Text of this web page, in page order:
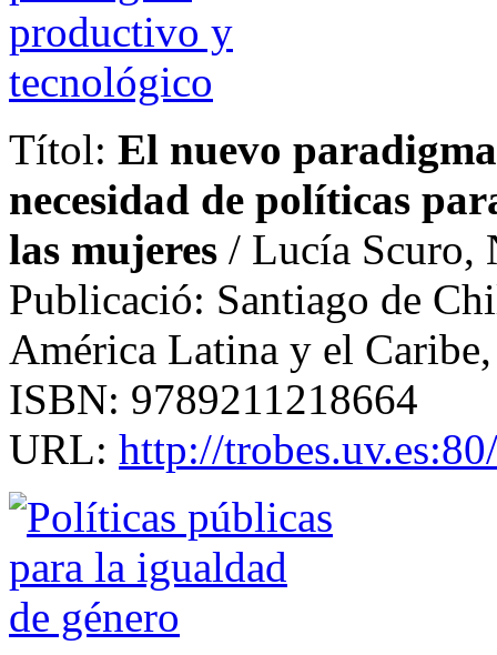
Títol: El nuevo
necesidad de políticas
las mujeres / Lucía Scuro,
Publicació: Santiago de
América Latina y el
ISBN: 9789211218664
URL: http://